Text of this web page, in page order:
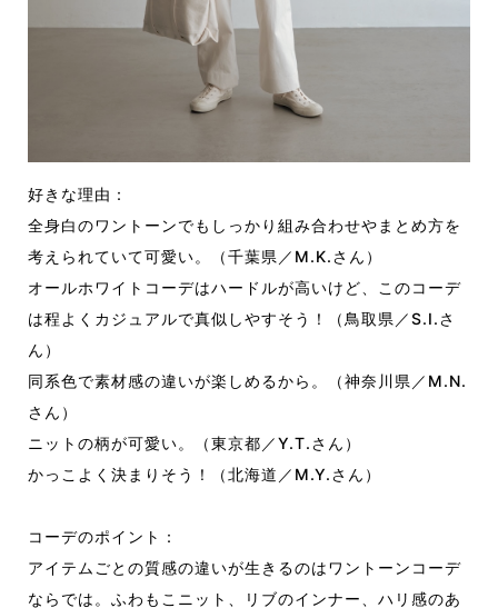
好きな理由：
全身白のワントーンでもしっかり組み合わせやまとめ方を
考えられていて可愛い。（千葉県／M.K.さん）
オールホワイトコーデはハードルが高いけど、このコーデ
は程よくカジュアルで真似しやすそう！（鳥取県／S.I.さ
ん）
同系色で素材感の違いが楽しめるから。（神奈川県／M.N.
さん）
ニットの柄が可愛い。（東京都／Y.T.さん）
かっこよく決まりそう！（北海道／M.Y.さん）
コーデのポイント：
アイテムごとの質感の違いが生きるのはワントーンコーデ
ならでは。ふわもこニット、リブのインナー、ハリ感のあ